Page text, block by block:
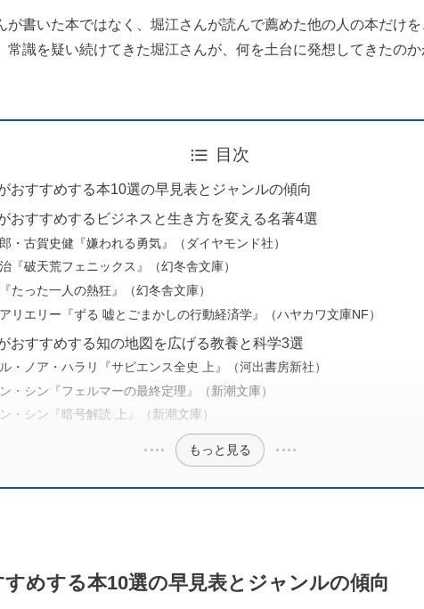
が書いた本ではなく、堀江さんが読んで薦めた他の人の本だけ
常識を疑い続けてきた堀江さんが、何を土台に発想してきたのか
目次
おすすめする本10選の早見表とジャンルの傾向
おすすめするビジネスと生き方を変える名著4選
・古賀史健『嫌われる勇気』（ダイヤモンド社）
『破天荒フェニックス』（幻冬舎文庫）
たった一人の熱狂』（幻冬舎文庫）
リエリー『ずる 嘘とごまかしの行動経済学』（ハヤカワ文庫NF）
おすすめする知の地図を広げる教養と科学3選
・ノア・ハラリ『サピエンス全史 上』（河出書房新社）
・シン『フェルマーの最終定理』（新潮文庫）
・シン『暗号解読 上』（新潮文庫）
もっと見る
めする本10選の早見表とジャンルの傾向